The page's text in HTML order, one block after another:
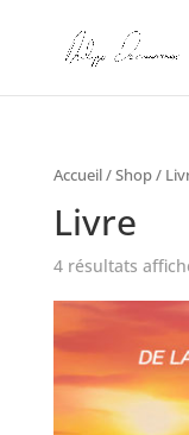
Accueil/Shop/
Livre
4 résultats